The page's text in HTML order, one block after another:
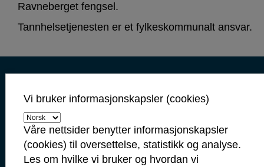
Ravneberget fengsel.
Tannhelsetjenesten er et fylkeskommunalt ansvar.
Kontaktinformasjon
Kontakt oss
Servicetorget: 69 10 80 00
(Telefontid mandag-fredag 09.00-14.00)
servicetorget@sarpsborg.com
postmottak@sarpsborg.com
Vi bruker informasjonskapsler (cookies)
Våre nettsider benytter informasjonskapsler
(cookies) til oversettelse, statistikk og analyse.
Les om hvilke vi bruker og hvordan vi